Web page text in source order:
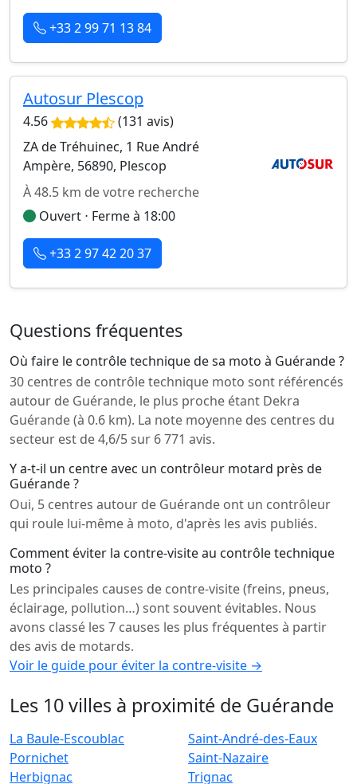
+33 2 99 71 13 84
Autosur Plescop
4.56
(131 avis)
ZA de Tréhuinec, 1 Rue André
Ampère, 56890, Plescop
À 48.5 km de votre recherche
Ouvert ⋅ Ferme à 18:00
+33 2 97 42 20 37
Questions fréquentes
Où faire le contrôle technique de sa moto à Guérande ?
30 centres de contrôle technique moto sont référencés
autour de Guérande, le plus proche étant Dekra
Guérande (à 0.6 km). La note moyenne des centres du
secteur est de 4,6/5 sur 6 771 avis.
Y a-t-il un centre avec un contrôleur motard près de
Guérande ?
Oui, 5 centres autour de Guérande ont un contrôleur
qui roule lui-même à moto, d'après les avis publiés.
Comment éviter la contre-visite au contrôle technique
moto ?
Les principales causes de contre-visite (freins, pneus,
éclairage, pollution…) sont souvent évitables. Nous
avons classé les 7 causes les plus fréquentes à partir
des avis de motards.
Voir le guide pour éviter la contre-visite →
Les 10 villes à proximité de Guérande
La Baule-Escoublac
Saint-André-des-Eaux
Pornichet
Saint-Nazaire
Herbignac
Trignac